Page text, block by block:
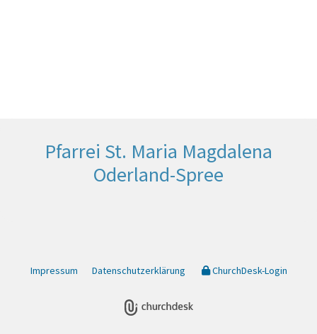
Pfarrei St. Maria Magdalena
Oderland-Spree
Impressum Datenschutzerklärung ChurchDesk-Login